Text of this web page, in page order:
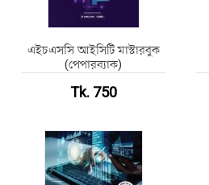
এইচএসসি আইসিটি মাস্টারবুক
(পেপারব্যাক)
Tk. 750